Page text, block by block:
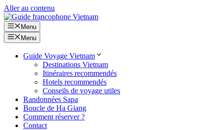
Aller au contenu
Menu
Menu
Guide Voyage Vietnam
Destinations Vietnam
Itinéraires recommendés
Hotels recommendés
Conseils de voyage utiles
Randonnées Sapa
Boucle de Ha Giang
Comment réserver ?
Contact